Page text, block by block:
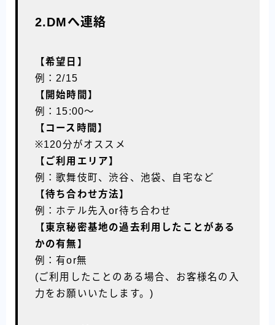
2.DMへ連絡
【希望日】
例：2/15
【開始時間】
例：15:00〜
【コース時間】
※120分がオススメ
【ご利用エリア】
例：歌舞伎町、渋谷、池袋、自宅など
【待ち合わせ方法】
例：ホテル先入or待ち合わせ
【東京秘密基地の過去利用したことがある
かの有無】
例：有or無
(ご利用したことのある場合、お客様名の入
力をお願いいたします。)